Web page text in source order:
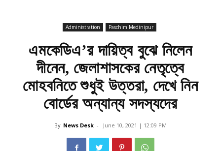
Administration Paschim Medinipur
এমকেডিএ’র দায়িত্ব বুঝে নিলেন
দীনেন, জেলাশাসকের নেতৃত্বে
মোহবনিতে শুধুই উত্তরা, দেখে নিন
বোর্ডের অন্যান্য সদস্যদের
By News Desk - June 10, 2021 | 12:09 PM